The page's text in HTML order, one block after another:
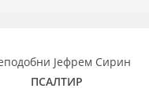
Јефрем Сирин
ПСАЛТИР